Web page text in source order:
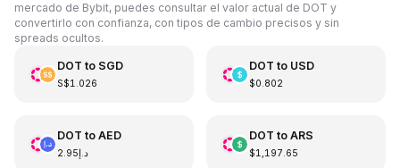
mercado de Bybit, puedes consultar el valor actual de DOT y
convertirlo con confianza, con tipos de cambio precisos y sin
spreads ocultos.
DOT to SGD
S$1.026
DOT to USD
$0.802
DOT to AED
د.إ2.95
DOT to ARS
$1,197.65